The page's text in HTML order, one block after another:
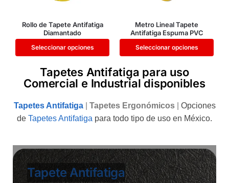
Rollo de Tapete Antifatiga
Diamantado
Seleccionar opciones
Metro Lineal Tapete
Antifatiga Espuma PVC
Seleccionar opciones
Tapetes Antifatiga para uso
Comercial e Industrial disponibles
Tapetes Antifatiga| Tapetes Ergonómicos| Opciones
de Tapetes Antifatiga para todo tipo de uso en México.
Tapete Antifatiga